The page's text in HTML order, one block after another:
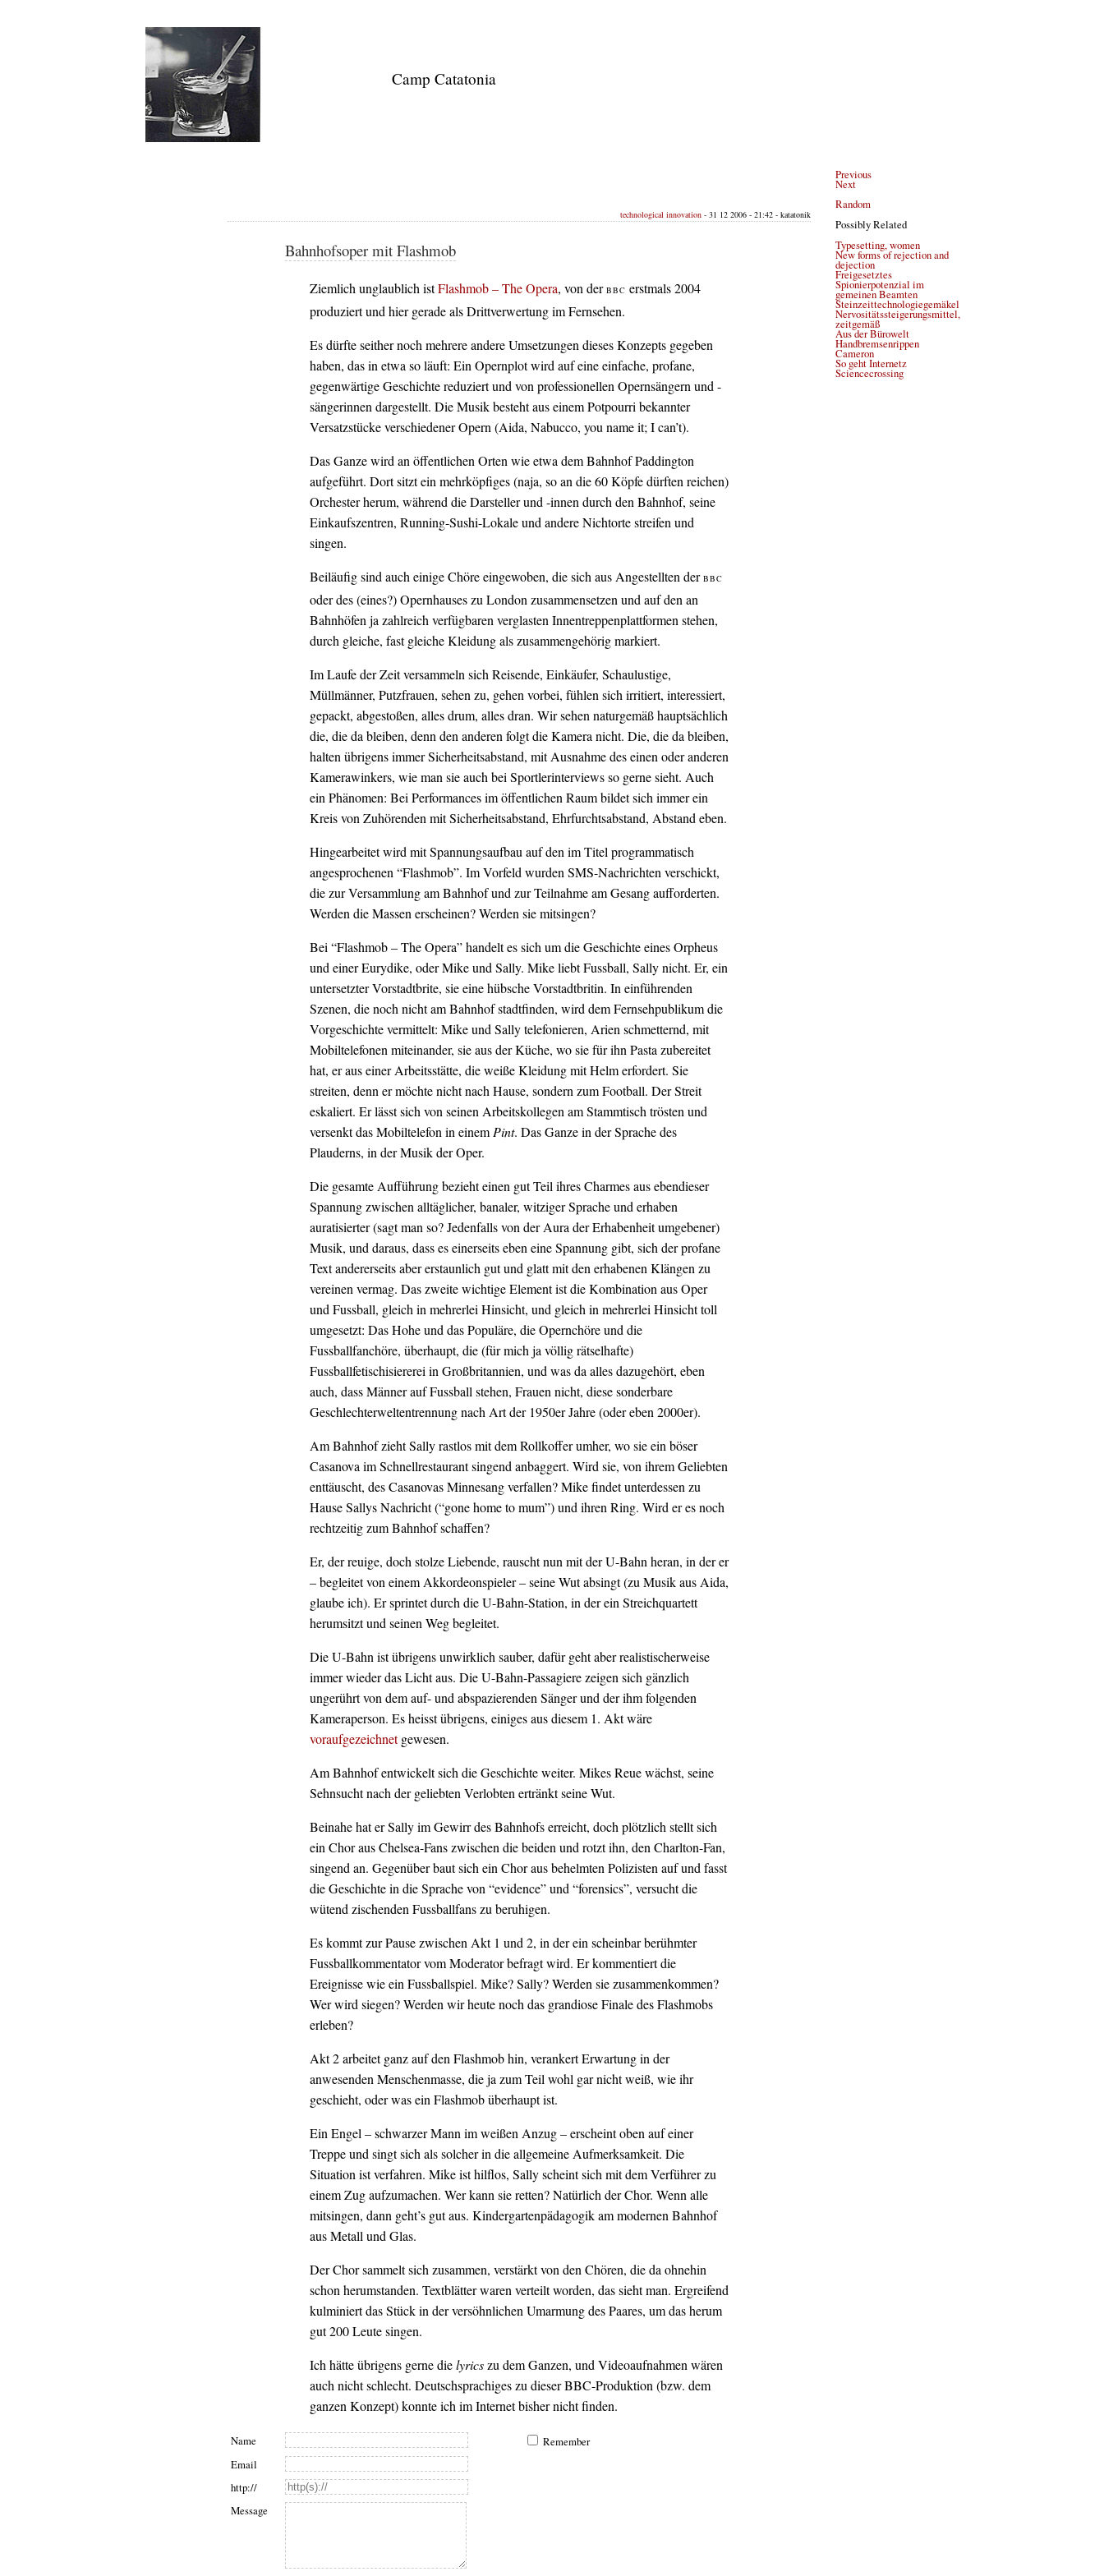
Camp Catatonia
Previous
Next
Random
Possibly Related
Typesetting, women
New forms of rejection and
dejection
Freigesetztes
Spionierpotenzial im
gemeinen Beamten
Steinzeittechnologiegemäkel
Nervositätssteigerungsmittel,
zeitgemäß
Aus der Bürowelt
Handbremsenrippen
Cameron
So geht Internetz
Sciencecrossing
technological innovation - 31 12 2006 - 21:42 - katatonik
Bahnhofsoper mit Flashmob
Ziemlich unglaublich istFlashmob – The Opera, von der BBC erstmals 2004
produziert und hier gerade als Drittverwertung im Fernsehen.
Es dürfte seither noch mehrere andere Umsetzungen dieses Konzepts gegeben
haben, das in etwa so läuft: Ein Opernplot wird auf eine einfache, profane,
gegenwärtige Geschichte reduziert und von professionellen Opernsängern und -
sängerinnen dargestellt. Die Musik besteht aus einem Potpourri bekannter
Versatzstücke verschiedener Opern (Aida, Nabucco, you name it; I can’t).
Das Ganze wird an öffentlichen Orten wie etwa dem Bahnhof Paddington
aufgeführt. Dort sitzt ein mehrköpfiges (naja, so an die 60 Köpfe dürften reichen)
Orchester herum, während die Darsteller und -innen durch den Bahnhof, seine
Einkaufszentren, Running-Sushi-Lokale und andere Nichtorte streifen und
singen.
Beiläufig sind auch einige Chöre eingewoben, die sich aus Angestellten der BBC
oder des (eines?) Opernhauses zu London zusammensetzen und auf den an
Bahnhöfen ja zahlreich verfügbaren verglasten Innentreppenplattformen stehen,
durch gleiche, fast gleiche Kleidung als zusammengehörig markiert.
Im Laufe der Zeit versammeln sich Reisende, Einkäufer, Schaulustige,
Müllmänner, Putzfrauen, sehen zu, gehen vorbei, fühlen sich irritiert, interessiert,
gepackt, abgestoßen, alles drum, alles dran. Wir sehen naturgemäß hauptsächlich
die, die da bleiben, denn den anderen folgt die Kamera nicht. Die, die da bleiben,
halten übrigens immer Sicherheitsabstand, mit Ausnahme des einen oder anderen
Kamerawinkers, wie man sie auch bei Sportlerinterviews so gerne sieht. Auch
ein Phänomen: Bei Performances im öffentlichen Raum bildet sich immer ein
Kreis von Zuhörenden mit Sicherheitsabstand, Ehrfurchtsabstand, Abstand eben.
Hingearbeitet wird mit Spannungsaufbau auf den im Titel programmatisch
angesprochenen “Flashmob”. Im Vorfeld wurden SMS-Nachrichten verschickt,
die zur Versammlung am Bahnhof und zur Teilnahme am Gesang aufforderten.
Werden die Massen erscheinen? Werden sie mitsingen?
Bei “Flashmob – The Opera” handelt es sich um die Geschichte eines Orpheus
und einer Eurydike, oder Mike und Sally. Mike liebt Fussball, Sally nicht. Er, ein
untersetzter Vorstadtbrite, sie eine hübsche Vorstadtbritin. In einführenden
Szenen, die noch nicht am Bahnhof stadtfinden, wird dem Fernsehpublikum die
Vorgeschichte vermittelt: Mike und Sally telefonieren, Arien schmetternd, mit
Mobiltelefonen miteinander, sie aus der Küche, wo sie für ihn Pasta zubereitet
hat, er aus einer Arbeitsstätte, die weiße Kleidung mit Helm erfordert. Sie
streiten, denn er möchte nicht nach Hause, sondern zum Football. Der Streit
eskaliert. Er lässt sich von seinen Arbeitskollegen am Stammtisch trösten und
versenkt das Mobiltelefon in einemPint. Das Ganze in der Sprache des
Plauderns, in der Musik der Oper.
Die gesamte Aufführung bezieht einen gut Teil ihres Charmes aus ebendieser
Spannung zwischen alltäglicher, banaler, witziger Sprache und erhaben
auratisierter (sagt man so? Jedenfalls von der Aura der Erhabenheit umgebener)
Musik, und daraus, dass es einerseits eben eine Spannung gibt, sich der profane
Text andererseits aber erstaunlich gut und glatt mit den erhabenen Klängen zu
vereinen vermag. Das zweite wichtige Element ist die Kombination aus Oper
und Fussball, gleich in mehrerlei Hinsicht, und gleich in mehrerlei Hinsicht toll
umgesetzt: Das Hohe und das Populäre, die Opernchöre und die
Fussballfanchöre, überhaupt, die (für mich ja völlig rätselhafte)
Fussballfetischisiererei in Großbritannien, und was da alles dazugehört, eben
auch, dass Männer auf Fussball stehen, Frauen nicht, diese sonderbare
Geschlechterweltentrennung nach Art der 1950er Jahre (oder eben 2000er).
Am Bahnhof zieht Sally rastlos mit dem Rollkoffer umher, wo sie ein böser
Casanova im Schnellrestaurant singend anbaggert. Wird sie, von ihrem Geliebten
enttäuscht, des Casanovas Minnesang verfallen? Mike findet unterdessen zu
Hause Sallys Nachricht (“gone home to mum”) und ihren Ring. Wird er es noch
rechtzeitig zum Bahnhof schaffen?
Er, der reuige, doch stolze Liebende, rauscht nun mit der U-Bahn heran, in der er
– begleitet von einem Akkordeonspieler – seine Wut absingt (zu Musik aus Aida,
glaube ich). Er sprintet durch die U-Bahn-Station, in der ein Streichquartett
herumsitzt und seinen Weg begleitet.
Die U-Bahn ist übrigens unwirklich sauber, dafür geht aber realistischerweise
immer wieder das Licht aus. Die U-Bahn-Passagiere zeigen sich gänzlich
ungerührt von dem auf- und abspazierenden Sänger und der ihm folgenden
Kameraperson. Es heisst übrigens, einiges aus diesem 1. Akt wäre
voraufgezeichnetgewesen.
Am Bahnhof entwickelt sich die Geschichte weiter. Mikes Reue wächst, seine
Sehnsucht nach der geliebten Verlobten ertränkt seine Wut.
Beinahe hat er Sally im Gewirr des Bahnhofs erreicht, doch plötzlich stellt sich
ein Chor aus Chelsea-Fans zwischen die beiden und rotzt ihn, den Charlton-Fan,
singend an. Gegenüber baut sich ein Chor aus behelmten Polizisten auf und fasst
die Geschichte in die Sprache von “evidence” und “forensics”, versucht die
wütend zischenden Fussballfans zu beruhigen.
Es kommt zur Pause zwischen Akt 1 und 2, in der ein scheinbar berühmter
Fussballkommentator vom Moderator befragt wird. Er kommentiert die
Ereignisse wie ein Fussballspiel. Mike? Sally? Werden sie zusammenkommen?
Wer wird siegen? Werden wir heute noch das grandiose Finale des Flashmobs
erleben?
Akt 2 arbeitet ganz auf den Flashmob hin, verankert Erwartung in der
anwesenden Menschenmasse, die ja zum Teil wohl gar nicht weiß, wie ihr
geschieht, oder was ein Flashmob überhaupt ist.
Ein Engel – schwarzer Mann im weißen Anzug – erscheint oben auf einer
Treppe und singt sich als solcher in die allgemeine Aufmerksamkeit. Die
Situation ist verfahren. Mike ist hilflos, Sally scheint sich mit dem Verführer zu
einem Zug aufzumachen. Wer kann sie retten? Natürlich der Chor. Wenn alle
mitsingen, dann geht’s gut aus. Kindergartenpädagogik am modernen Bahnhof
aus Metall und Glas.
Der Chor sammelt sich zusammen, verstärkt von den Chören, die da ohnehin
schon herumstanden. Textblätter waren verteilt worden, das sieht man. Ergreifend
kulminiert das Stück in der versöhnlichen Umarmung des Paares, um das herum
gut 200 Leute singen.
Ich hätte übrigens gerne dielyricszu dem Ganzen, und Videoaufnahmen wären
auch nicht schlecht. Deutschsprachiges zu dieser BBC-Produktion (bzw. dem
ganzen Konzept) konnte ich im Internet bisher nicht finden.
Name
Remember
Email
http://
Message